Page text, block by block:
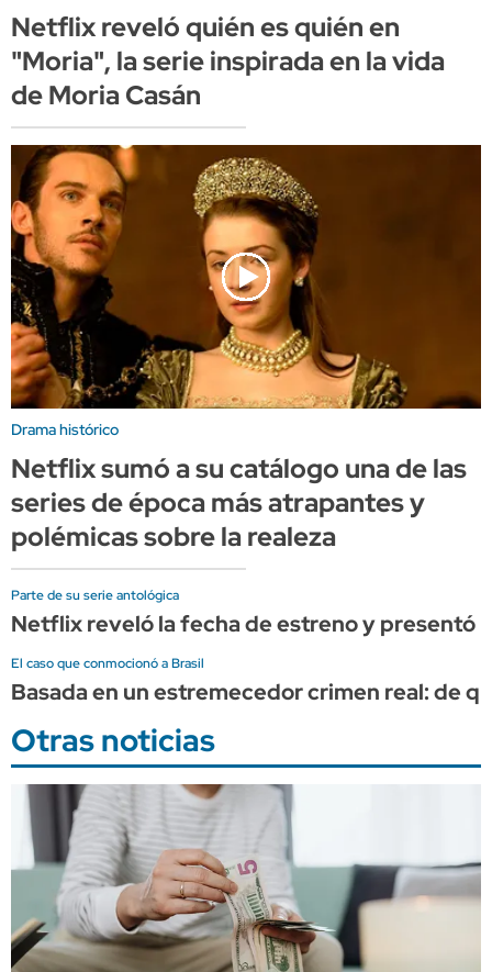
Netflix reveló quién es quién en
"Moria", la serie inspirada en la vida
de Moria Casán
Drama histórico
Netflix sumó a su catálogo una de las
series de época más atrapantes y
polémicas sobre la realeza
Parte de su serie antológica
Netflix reveló la fecha de estreno y presentó
El caso que conmocionó a Brasil
Basada en un estremecedor crimen real: de
Otras noticias